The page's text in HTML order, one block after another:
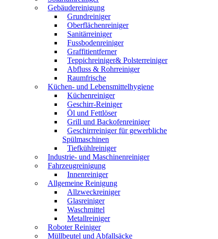
Gebäudereinigung
Grundreiniger
Oberflächenreiniger
Sanitärreiniger
Fussbodenreiniger
Graffitientferner
Teppichreiniger& Polsterreiniger
Abfluss & Rohrreiniger
Raumfrische
Küchen- und Lebensmittelhygiene
Küchenreiniger
Geschirr-Reiniger
Öl und Fettlöser
Grill und Backofenreiniger
Geschirrreiniger für gewerbliche
Spülmaschinen
Tiefkühlreiniger
Industrie- und Maschinenreiniger
Fahrzeugreinigung
Innenreiniger
Allgemeine Reinigung
Allzweckreiniger
Glasreiniger
Waschmittel
Metallreiniger
Roboter Reiniger
Müllbeutel und Abfallsäcke